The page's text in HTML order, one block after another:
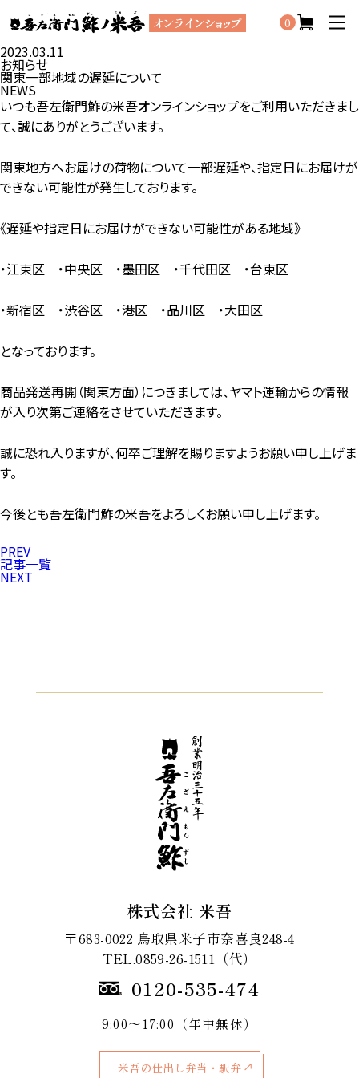
0
2023.03.11
お知らせ
関東一部地域の遅延について
NEWS
いつも吾左衛門鮓の米吾オンラインショップをご利用いただきまし
て、誠にありがとうございます。
関東地方へお届けの荷物について一部遅延や、指定日にお届けが
できない可能性が発生しております。
《遅延や指定日にお届けができない可能性がある地域》
・江東区 ・中央区 ・墨田区 ・千代田区 ・台東区
・新宿区 ・渋谷区 ・港区 ・品川区 ・大田区
となっております。
商品発送再開（関東方面）につきましては、ヤマト運輸からの情報
が入り次第ご連絡をさせていただきます。
誠に恐れ入りますが、何卒ご理解を賜りますようお願い申し上げま
す。
今後とも吾左衛門鮓の米吾をよろしくお願い申し上げます。
PREV
記事一覧
NEXT
株式会社 米吾
〒683-0022 鳥取県米子市奈喜良248-4
TEL.0859-26-1511（代）
0120-535-474
9:00～17:00（年中無休）
米吾の仕出し弁当・駅弁